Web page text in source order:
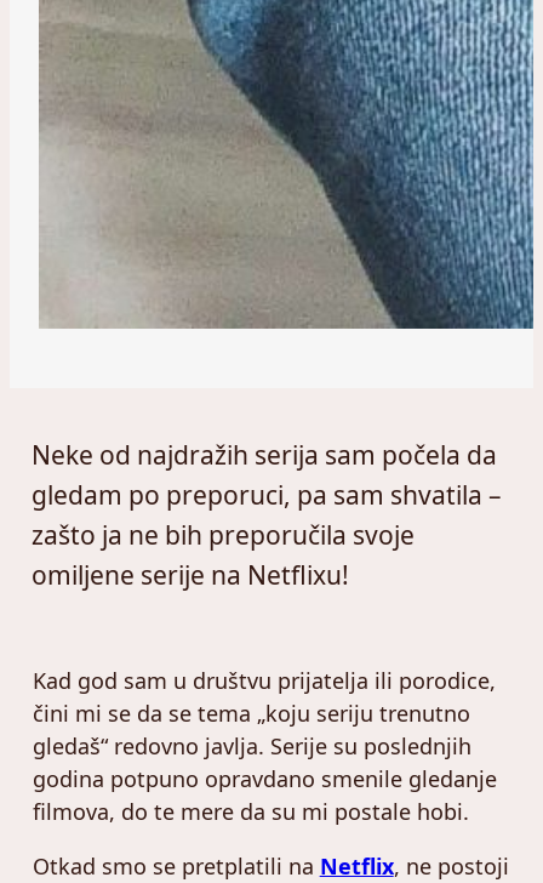
Neke od najdražih serija sam počela da
gledam po preporuci, pa sam shvatila –
zašto ja ne bih preporučila svoje
omiljene serije na Netflixu!
Kad god sam u društvu prijatelja ili porodice,
čini mi se da se tema „koju seriju trenutno
gledaš“ redovno javlja. Serije su poslednjih
godina potpuno opravdano smenile gledanje
filmova, do te mere da su mi postale hobi.
Otkad smo se pretplatili na Netflix, ne postoji